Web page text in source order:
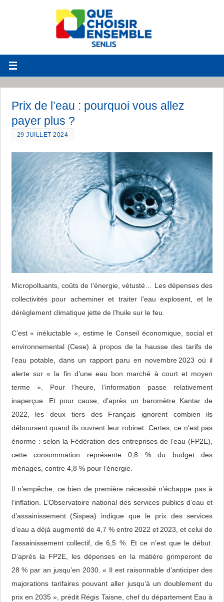
Prix de l’eau : pourquoi vous allez
payer plus ?
29 JUILLET 2024
Micropolluants, coûts de l’énergie, vétusté… Les dépenses des
collectivités pour acheminer et traiter l’eau explosent, et le
dérèglement climatique jette de l’huile sur le feu.
C’est « inéluctable », estime le Conseil économique, social et
environnemental (Cese) à propos de la hausse des tarifs de
l’eau potable, dans un rapport paru en novembre 2023 où il
alerte sur « la fin d’une eau bon marché à court et moyen
terme ». Pour l’heure, l’information passe relativement
inaperçue. Et pour cause, d’après un baromètre Kantar de
2022, les deux tiers des Français ignorent combien ils
déboursent quand ils ouvrent leur robinet. Certes, ce n’est pas
énorme : selon la Fédération des entreprises de l’eau (FP2E),
cette consommation représente 0,8 % du budget des
ménages, contre 4,8 % pour l’énergie.
Il n’empêche, ce bien de première nécessité n’échappe pas à
l’inflation. L’Observatoire national des services publics d’eau et
d’assainissement (Sispea) indique que le prix des services
d’eau a déjà augmenté de 4,7 % entre 2022 et 2023, et celui de
l’assainissement collectif, de 6,5 %. Et ce n’est que le début.
D’après la FP2E, les dépenses en la matière grimperont de
28 % par an jusqu’en 2030. « Il est raisonnable d’anticiper des
majorations tarifaires pouvant aller jusqu’à un doublement du
prix en 2035 », prédit Régis Taisne, chef du département Eau à